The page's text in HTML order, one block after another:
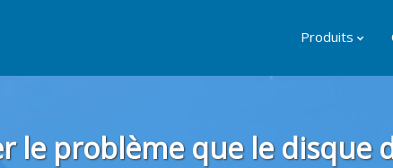
Produits
le problème que le disque